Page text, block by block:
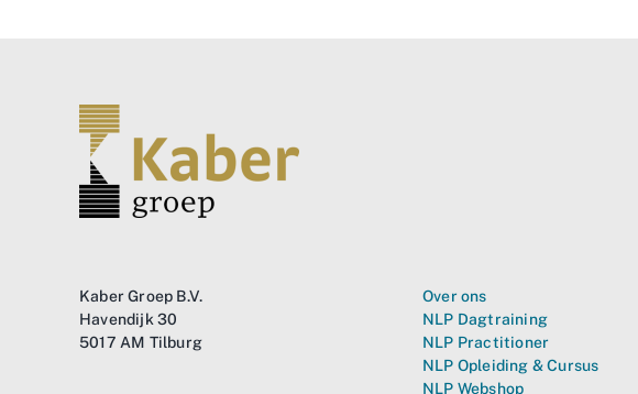
Kaber Groep B.V.
Havendijk 30
5017 AM Tilburg
Over ons
NLP Dagtraining
NLP Practitioner
NLP Opleiding & Cursus
NLP Webshop